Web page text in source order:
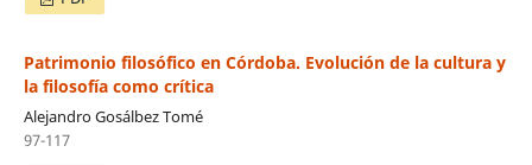
Patrimonio filosófico en Córdoba. Evolución de la cultura y
la filosofía como crítica
Alejandro Gosálbez Tomé
97-117